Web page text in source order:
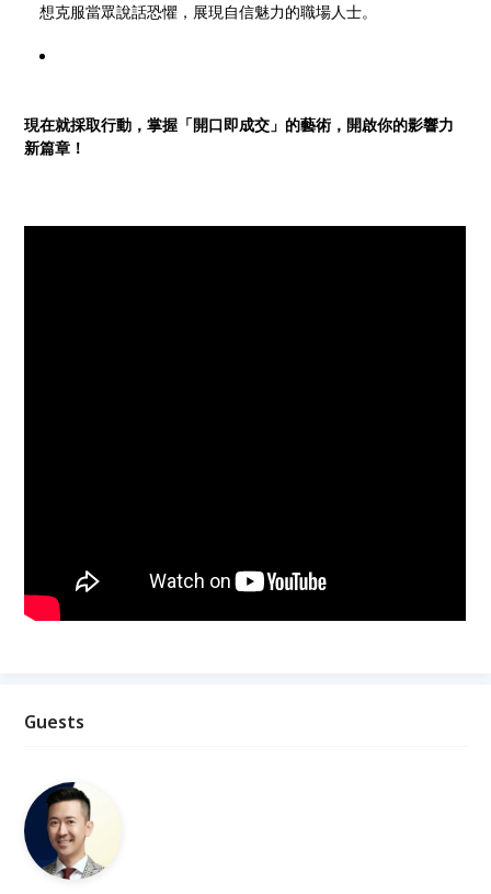
想克服當眾說話恐懼，展現自信魅力的職場人士。
現在就採取行動，掌握「開口即成交」的藝術，開啟你的影響力
新篇章！
Guests